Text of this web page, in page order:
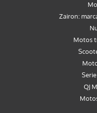
Zairon:
Motos
QJ